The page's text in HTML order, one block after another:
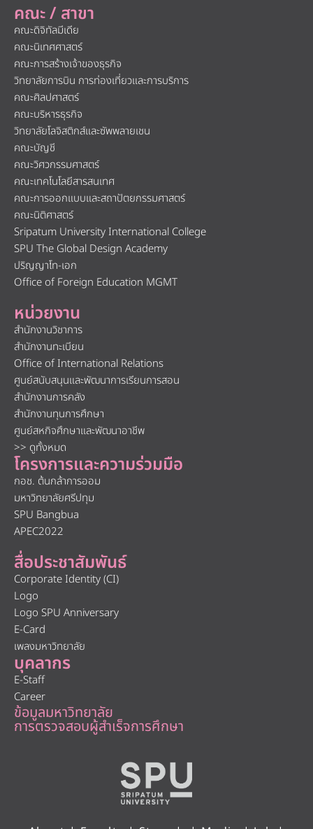
คณะ / สาขา
คณะดิจิทัลมีเดีย
คณะนิเทศศาสตร์
คณะการสร้างเจ้าของธุรกิจ
วิทยาลัยการบิน การท่องเที่ยวและการบริการ
คณะศิลปศาสตร์
คณะบริหารธุรกิจ
วิทยาลัยโลจิสติกส์และซัพพลายเชน
คณะบัญชี
คณะวิศวกรรมศาสตร์
คณะเทคโนโลยีสารสนเทศ
คณะการออกแบบและสถาปัตยกรรมศาสตร์
คณะนิติศาสตร์
Sripatum University International College
SPU The Global Design Academy
ปริญญาโท-เอก
Office of Foreign Education MGMT
หน่วยงาน
สำนักงานวิชาการ
สำนักงานทะเบียน
Office of International Relations
ศูนย์สนับสนุนและพัฒนาการเรียนการสอน
สำนักงานการคลัง
สำนักงานทุนการศึกษา
ศูนย์สหกิจศึกษาและพัฒนาอาชีพ
>> ดูทั้งหมด
โครงการและความร่วมมือ
กอช. ต้นกล้าการออม
มหาวิทยาลัยศรีปทุม
SPU Bangbua
APEC2022
สื่อประชาสัมพันธ์
Corporate Identity (CI)
Logo
Logo SPU Anniversary
E-Card
เพลงมหาวิทยาลัย
บุคลากร
E-Staff
Career
ข้อมูลมหาวิทยาลัย
การตรวจสอบผู้สำเร็จการศึกษา